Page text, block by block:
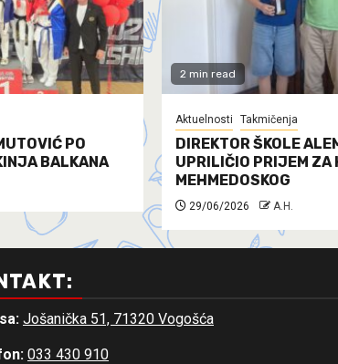
PO
BALKANA
2 min read
Aktuelnosti Takmičenja
DIREKTOR ŠKOLE
UPRILIČIO PRIJEM ZA
MEHMEDOSKOG
29/06/2026 A.H.
Jošanička 51, 71320 Vogošća
033 430 910